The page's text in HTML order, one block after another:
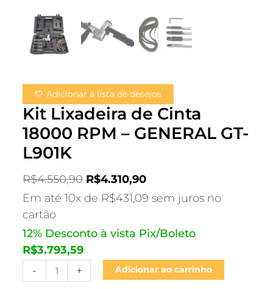
Adicionar à lista de desejos
Kit Lixadeira de Cinta
18000 RPM – GENERAL GT-
L901K
R$4.550,90 R$4.310,90
Em até 10x de R$431,09 sem juros no
cartão
12% Desconto à vista Pix/Boleto
R$3.793,59
- + Adicionar ao carrinho